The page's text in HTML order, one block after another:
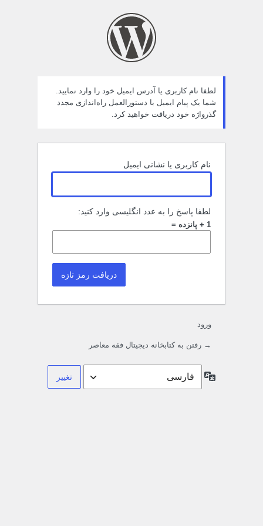
لطفا نام کاربری یا آدرس ایمیل خود را وارد نمایید.
شما یک پیام ایمیل با دستورالعمل راه‌اندازی مجدد
گذرواژه خود دریافت خواهید کرد.
نام کاربری یا نشانی ایمیل
لطفا پاسخ را به عدد انگلیسی وارد کنید:
1 + پانزده =
ورود
→ رفتن به کتابخانه دیجیتال فقه معاصر
زبان